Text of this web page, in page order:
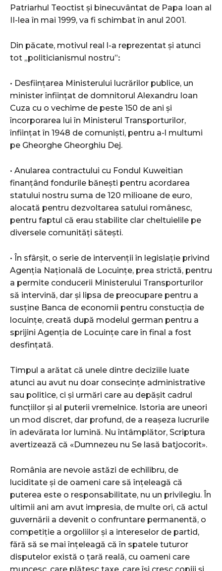
Patriarhul Teoctist și binecuvântat de Papa Ioan al
II-lea în mai 1999, va fi schimbat în anul 2001.
Din păcate, motivul real l-a reprezentat și atunci
tot „politicianismul nostru”ꓽ
• Desființarea Ministerului lucrărilor publice, un
minister înființat de domnitorul Alexandru Ioan
Cuza cu o vechime de peste 150 de ani și
încorporarea lui în Ministerul Transporturilor,
înființat în 1948 de comuniști, pentru a-l multumi
pe Gheorghe Gheorghiu Dej.
• Anularea contractului cu Fondul Kuweitian
finanțând fondurile bănești pentru acordarea
statului nostru suma de 120 milioane de euro,
alocată pentru dezvoltarea satului românesc,
pentru faptul că erau stabilite clar cheltuielile pe
diversele comunități sătești.
• În sfârșit, o serie de intervenții în legislație privind
Agenția Națională de Locuințe, prea strictă, pentru
a permite conducerii Ministerului Transporturilor
să intervină, dar și lipsa de preocupare pentru a
susține Banca de economii pentru constucția de
locuințe, creată după modelul german pentru a
sprijini Agenția de Locuințe care în final a fost
desfințată.
Timpul a arătat că unele dintre deciziile luate
atunci au avut nu doar consecințe administrative
sau politice, ci și urmări care au depășit cadrul
funcțiilor și al puterii vremelnice. Istoria are uneori
un mod discret, dar profund, de a reașeza lucrurile
în adevărata lor lumină. Nu întâmplător, Scriptura
avertizează că «Dumnezeu nu Se lasă batjocorit».
România are nevoie astăzi de echilibru, de
luciditate și de oameni care să înțeleagă că
puterea este o responsabilitate, nu un privilegiu. În
ultimii ani am avut impresia, de multe ori, că actul
guvernării a devenit o confruntare permanentă, o
competiție a orgoliilor și a intereselor de partid,
fără să se mai înțeleagă că în spatele tuturor
disputelor există o țară reală, cu oameni care
muncesc, care plătesc taxe, care își cresc copiii și